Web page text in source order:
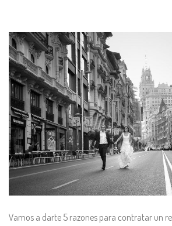
Vamos a darte 5 razones para contratar un